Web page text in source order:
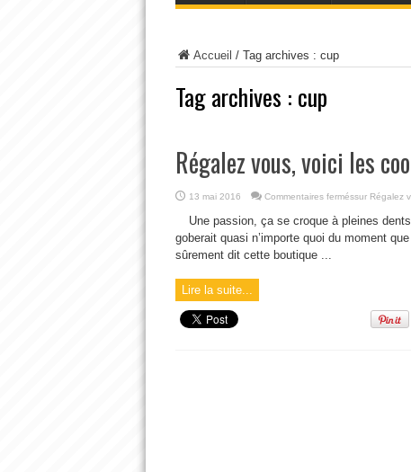
Accueil / Tag archives : cup
Tag archives : cup
Régalez vous, voici les
13 mai 2016 Commentaires ferméssur Régalez
Une passion, ça se croque à pleines
goberait quasi n’importe quoi du moment
sûrement dit cette boutique ...
Lire la suite...